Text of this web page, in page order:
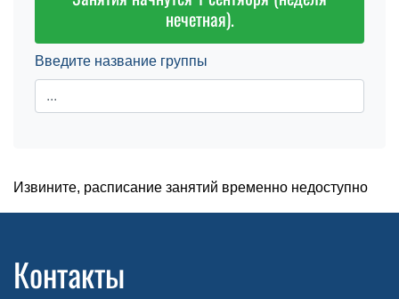
нечетная).
Введите название группы
Извините, расписание занятий временно недоступно
Контакты